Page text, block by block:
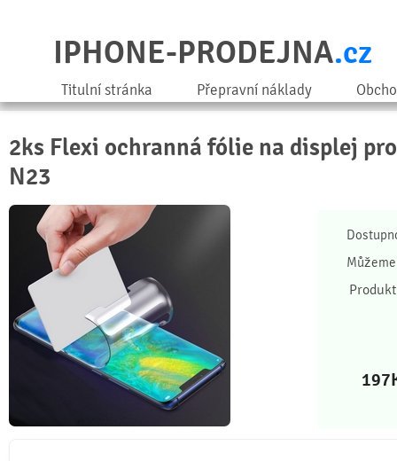
IPHONE-PRODEJNA.cz
Titulní stránka Přepravní náklady
2ks Flexi ochranná fólie na displej
N23
197